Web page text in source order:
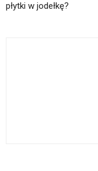
płytki w jodełkę?